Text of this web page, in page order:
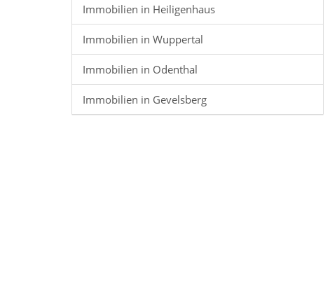
Immobilien in Heiligenhaus
Immobilien in Wuppertal
Immobilien in Odenthal
Immobilien in Gevelsberg